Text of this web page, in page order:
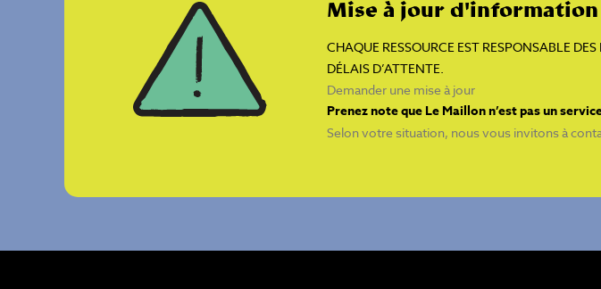
Mise à jour d'information
CHAQUE RESSOURCE EST RESPONSABLE
DÉLAIS D’ATTENTE.
Demander une mise à jour
Prenez note que Le Maillon n’est pas un
Selon votre situation, nous vous invitons à